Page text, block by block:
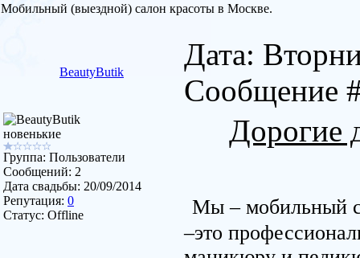
Мобильный (выездной) салон красоты в Москве.
BeautyButik
Дата:
Сообщение
новенькие
Группа: Пользователи
Сообщений: 2
Дата свадьбы: 20/09/2014
Репутация: 0
Статус: Offline
Дорогие
Мы – мобильный
–это